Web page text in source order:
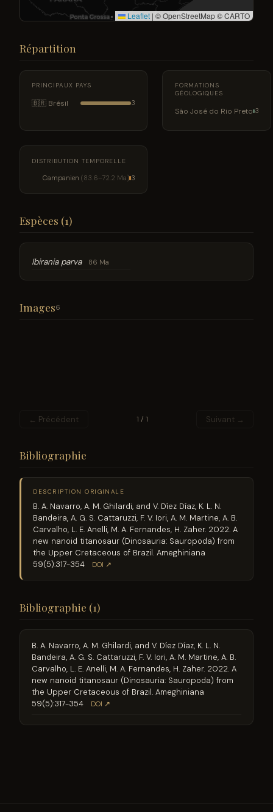
Leaflet | © OpenStreetMap © CARTO
Répartition
PRINCIPAUX PAYS
🇧🇷 Brésil 3
FORMATIONS
GÉOLOGIQUES
São José do Rio Preto 3
DISTRIBUTION TEMPORELLE
Campanien (83.6–72.2 Ma) 3
Espèces (1)
Ibirania parva 86 Ma
Images6
← Précédent 1 / 1 Suivant →
Bibliographie
DESCRIPTION ORIGINALE
B. A. Navarro, A. M. Ghilardi, and V. Díez Díaz, K. L. N.
Bandeira, A. G. S. Cattaruzzi, F. V. Iori, A. M. Martine, A. B.
Carvalho, L. E. Anelli, M. A. Fernandes, H. Zaher. 2022. A
new nanoid titanosaur (Dinosauria: Sauropoda) from
the Upper Cretaceous of Brazil. Ameghiniana
59(5):317-354
DOI ↗
Bibliographie (1)
B. A. Navarro, A. M. Ghilardi, and V. Díez Díaz, K. L. N.
Bandeira, A. G. S. Cattaruzzi, F. V. Iori, A. M. Martine, A. B.
Carvalho, L. E. Anelli, M. A. Fernandes, H. Zaher. 2022. A
new nanoid titanosaur (Dinosauria: Sauropoda) from
the Upper Cretaceous of Brazil. Ameghiniana
59(5):317-354
DOI ↗